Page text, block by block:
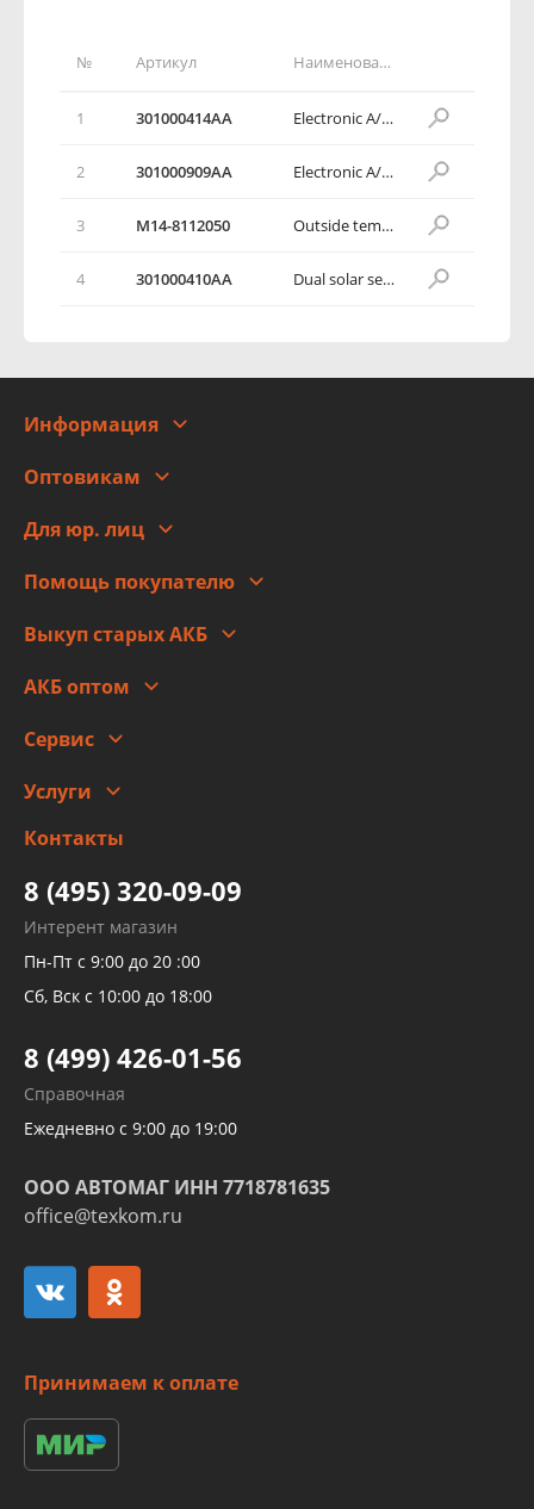
№ Артикул Наименование детали
1 301000414AA Electronic A/C crontrol panel assy
2 301000909AA Electronic A/C crontrol panel assy
3 M14-8112050 Outside temperature sensor assy
4 301000410AA Dual solar sensor block cover
Информация
Адреса
Новости
Правовая информация
Оптовикам
Для юр. лиц
Помощь покупателю
Оплата
Гарантии и возврат
Выкуп старых АКБ
АКБ оптом
Сервис
Заправка кондиционера авто
Детейлинг
Услуги
высокого давления
Тормозных трубок
Рукавов гидроусилителей
Рукавов компрессоров и турбин
Трубок кондиционеров
Развертка пайка медных стальных
алюминиевых трубок и штуцеров
Контакты
8 (495) 320-09-09
Интерент магазин
Пн-Пт с 9:00 до 20 :00
Сб, Вск с 10:00 до 18:00
8 (499) 426-01-56
Справочная
Ежедневно с 9:00 до 19:00
ООО АВТОМАГ ИНН 7718781635
office@texkom.ru
Принимаем к оплате